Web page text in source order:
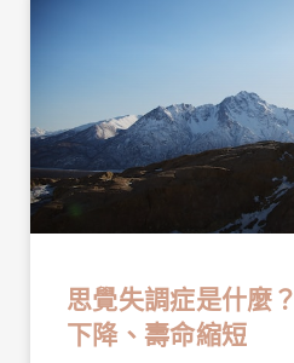
思覺失調症是什麼
下降、壽命縮短